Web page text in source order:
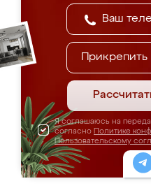
Я соглашаюсь на
согласно Политике
Пользовательскому